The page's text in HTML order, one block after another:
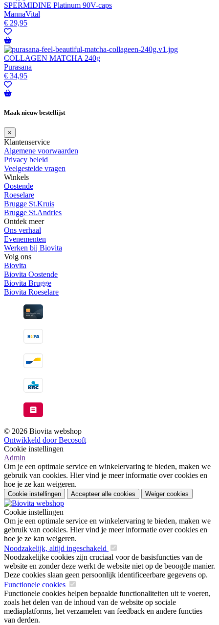
SPERMIDINE Platinum 90V-caps
MannaVital
€ 29,95
COLLAGEN MATCHA 240g
Purasana
€ 34,95
Maak nieuw bestellijst
×
Klantenservice
Algemene voorwaarden
Privacy beleid
Veelgestelde vragen
Winkels
Oostende
Roeselare
Brugge St.Kruis
Brugge St.Andries
Ontdek meer
Ons verhaal
Evenementen
Werken bij Biovita
Volg ons
Biovita
Biovita Oostende
Biovita Brugge
Biovita Roeselare
© 2026 Biovita webshop
Ontwikkeld door Becosoft
Cookie instellingen
Admin
Om je een optimale service en winkelervaring te bieden, maken we
gebruik van cookies. Hier vind je meer informatie over cookies en
hoe je ze kan weigeren.
Cookie instellingen Accepteer alle cookies Weiger cookies
Cookie instellingen
Om je een optimale service en winkelervaring te bieden, maken we
gebruik van cookies. Hier vind je meer informatie over cookies en
hoe je ze kan weigeren.
Noodzakelijk, altijd ingeschakeld
Noodzakelijke cookies zijn cruciaal voor de basisfuncties van de
website en zonder deze werkt de website niet op de beoogde manier.
Deze cookies slaan geen persoonlijk identificeerbare gegevens op.
Functionele cookies
Functionele cookies helpen bepaalde functionaliteiten uit te voeren,
zoals het delen van de inhoud van de website op sociale
mediaplatforms, het verzamelen van feedback en andere functies
van derden.